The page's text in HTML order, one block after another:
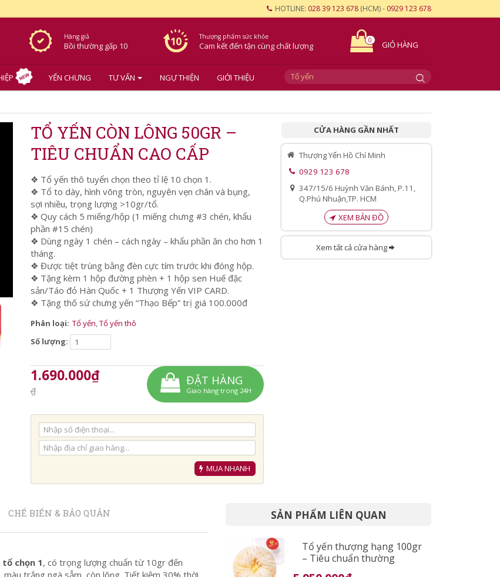
HOTLINE: 028 39 123 678 (HCM) - 0929 123 678
Hàng giả
Bồi thường gấp 10
Thượng phẩm sức khỏe
Cam kếtđến tận cùngchất lượng GIỎ HÀNG
0
YẾN CHƯNG TƯ VẤN NGỰ THIỆN GIỚI THIỆU
TỔ YẾN CÒN LÔNG 50GR –
TIÊU CHUẨN CAO CẤP
❖ Tổ yến thô tuyển chọn theo tỉ lệ 10 chọn 1.
❖ Tổ to dày, hình võng tròn, nguyên vẹn chân và bụng,
sợi nhiều, trọng lượng >10gr/tổ.
❖ Quy cách 5 miếng/hộp (1 miếng chưng #3 chén, khẩu
phần #15 chén)
❖ Dùng ngày 1 chén – cách ngày – khẩu phần ăn cho hơn 1
tháng.
❖ Được tiệt trùng bằng đèn cực tím trước khi đóng hộp.
❖ Tặng kèm 1 hộp đường phèn + 1 hộp sen Huế đặc
sản/Táo đỏ Hàn Quốc + 1 Thượng Yến VIP CARD.
❖ Tặng thố sứ chưng yến “Thạo Bếp” trị giá 100.000đ
Phân loại: Tổ yến,Tổ yến thô
Số lượng:
1.690.000₫
₫
ĐẶT HÀNG
Giao hàng trong 24H
MUA NHANH
CỬA HÀNG GẦN NHẤT
Thượng Yến Hồ Chí Minh
0929 123 678
347/15/6 Huỳnh Văn Bánh, P.11,
Q.Phú Nhuận,TP. HCM
XEM BẢN ĐỒ
Xem tất cả cửa hàng
CHẾ BIẾN & BẢO QUẢN
tổ chọn 1, có trọng lượng chuẩn từ 10gr đến
trắng ngà sẫm, còn lông. Tiết kiệm 30% thời
SẢN PHẨM LIÊN QUAN
Tổ yến thượng hạng 100gr
– Tiêu chuẩn thường